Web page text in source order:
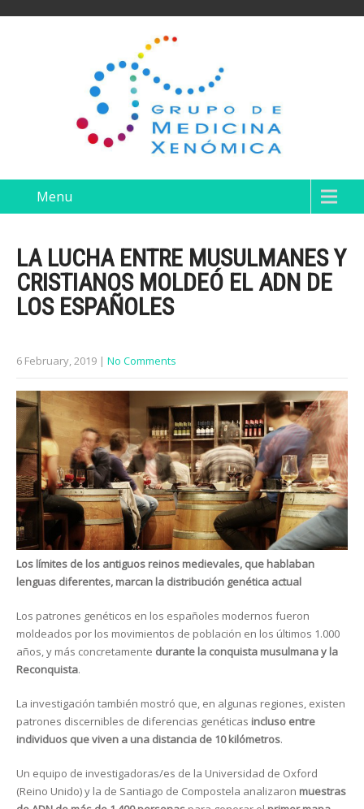
Menu
LA LUCHA ENTRE MUSULMANES Y
CRISTIANOS MOLDEÓ EL ADN DE
LOS ESPAÑOLES
6 February, 2019 | No Comments
Los límites de los antiguos reinos medievales, que hablaban
lenguas diferentes, marcan la distribución genética actual
Los patrones genéticos en los españoles modernos fueron
moldeados por los movimientos de población en los últimos 1.000
años, y más concretamente durante la conquista musulmana y la
Reconquista.
La investigación también mostró que, en algunas regiones, existen
patrones discernibles de diferencias genéticas incluso entre
individuos que viven a una distancia de 10 kilómetros.
Un equipo de investigadoras/es de la Universidad de Oxford
(Reino Unido) y la de Santiago de Compostela analizaron muestras